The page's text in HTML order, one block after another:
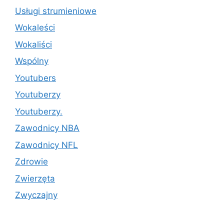
Usługi strumieniowe
Wokaleści
Wokaliści
Wspólny
Youtubers
Youtuberzy
Youtuberzy.
Zawodnicy NBA
Zawodnicy NFL
Zdrowie
Zwierzęta
Zwyczajny